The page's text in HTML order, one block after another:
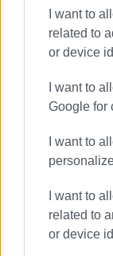
I want to
related to
or device
I want to
Google for
I want to
I want to
related to
or device
ΣΧΕΤΙΚA